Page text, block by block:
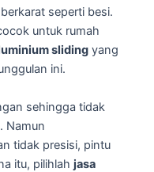
seperti besi.
untuk rumah
sliding yang
ini.
sehingga tidak
Namun
tidak presisi, pintu
itu, pilihlah jasa